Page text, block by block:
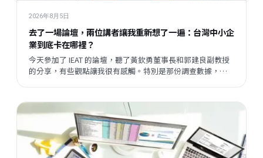
2026年8月5日
去了一場論壇，兩位講者讓我重新想了一遍：台灣中小企
業到底卡在哪裡？
今天參加了 IEAT 的論壇，聽了黃欽勇董事長和郭建良副教授
的分享，有些觀點讓我很有感觸。特別是那份調查數據，把